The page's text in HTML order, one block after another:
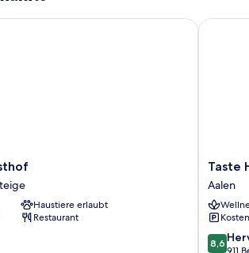
Haustiere erlaubt
Restaurant
Taste
Hotel
Limes
Aalen
Aalen
Taste
Aalen
8.6
8,6
911
Taste